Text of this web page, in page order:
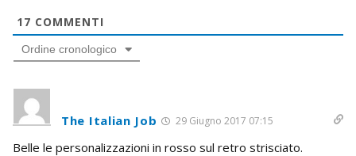
17 COMMENTI
Ordine cronologico
The Italian Job 29 Giugno 2017 07:15
Belle le personalizzazioni in rosso sul retro strisciato.